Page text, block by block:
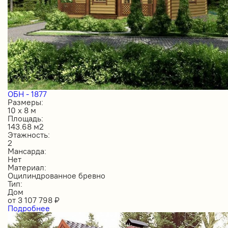
ОБН - 1877
Размеры:
10 х 8 м
Площадь:
143.68 м2
Этажность:
2
Мансарда:
Нет
Материал:
Оцилиндрованное бревно
Тип:
Дом
от 3 107 798 ₽
Подробнее